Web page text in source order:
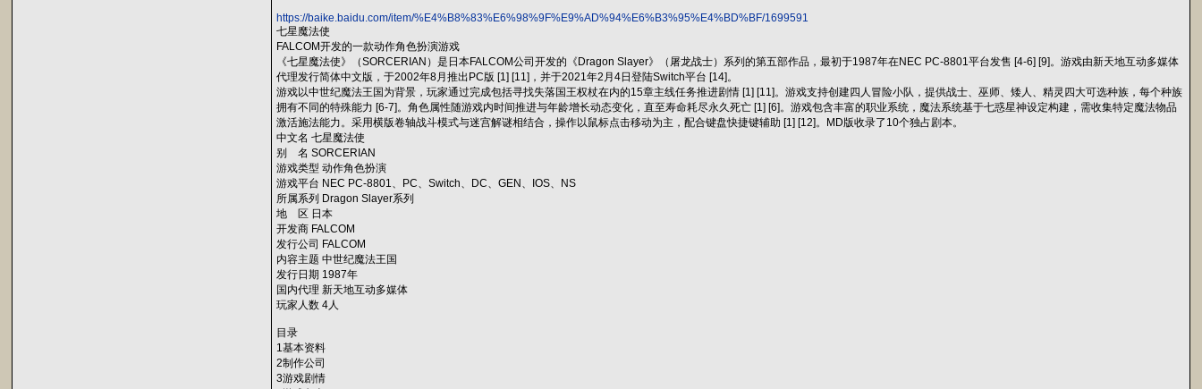
https://baike.baidu.com/item/%E4%B8%83%E6%98%9F%E9%AD%94%E6%B3%95%E4%BD%BF/1699591
七星魔法使
FALCOM开发的一款动作角色扮演游戏
《七星魔法使》（SORCERIAN）是日本FALCOM公司开发的《Dragon Slayer》（屠龙战士）系列的第五部作品，最初于1987年在NEC PC-8801平台发售 [4-6] [9]。游戏由新天地互动多媒体
代理发行简体中文版，于2002年8月推出PC版 [1] [11]，并于2021年2月4日登陆Switch平台 [14]。
游戏以中世纪魔法王国为背景，玩家通过完成包括寻找失落国王权杖在内的15章主线任务推进剧情 [1] [11]。游戏支持创建四人冒险小队，提供战士、巫师、矮人、精灵四大可选种族，每个种族
拥有不同的特殊能力 [6-7]。角色属性随游戏内时间推进与年龄增长动态变化，直至寿命耗尽永久死亡 [1] [6]。游戏包含丰富的职业系统，魔法系统基于七惑星神设定构建，需收集特定魔法物品
激活施法能力。采用横版卷轴战斗模式与迷宫解谜相结合，操作以鼠标点击移动为主，配合键盘快捷键辅助 [1] [12]。MD版收录了10个独占剧本。
中文名 七星魔法使
别 名 SORCERIAN
游戏类型 动作角色扮演
游戏平台 NEC PC-8801、PC、Switch、DC、GEN、IOS、NS
所属系列 Dragon Slayer系列
地 区 日本
开发商 FALCOM
发行公司 FALCOM
内容主题 中世纪魔法王国
发行日期 1987年
国内代理 新天地互动多媒体
玩家人数 4人
目录
1基本资料
2制作公司
3游戏剧情